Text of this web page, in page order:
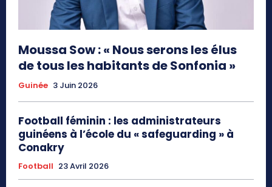
Moussa Sow : « Nous serons les élus
de tous les habitants de Sonfonia »
Guinée 3 Juin 2026
Football féminin : les administrateurs
guinéens à l’école du « safeguarding » à
Conakry
Football 23 Avril 2026